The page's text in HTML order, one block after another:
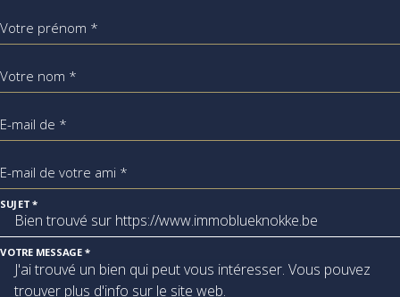
Votre prénom *
Votre nom *
E-mail de *
E-mail de votre ami *
SUJET *
VOTRE MESSAGE *